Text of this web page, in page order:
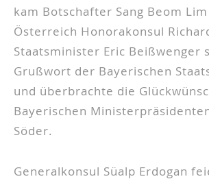
kam Botschafter Sang Beom
Österreich Honorakonsul
Staatsminister Eric Beißwenger
Grußwort der Bayerischen
und überbrachte die
Bayerischen
Söder.
Generalkonsul Süalp Erdogan